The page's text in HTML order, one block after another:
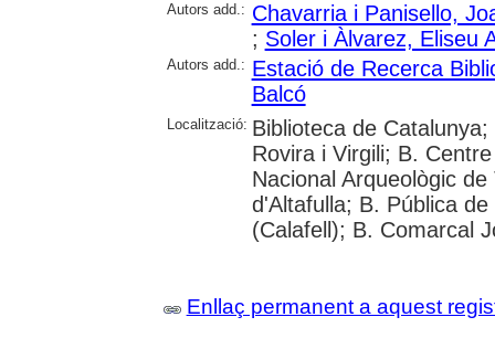
Autors add.: Chavarria i Panisello,
; Soler i Àlvarez, Eliseu
Autors add.: Estació de Recerca
Balcó
Localització: Biblioteca de
Rovira i Virgili; B.
Nacional Arqueològic
d'Altafulla; B. Pública
(Calafell); B. Comarcal
Enllaç permanent a aquest